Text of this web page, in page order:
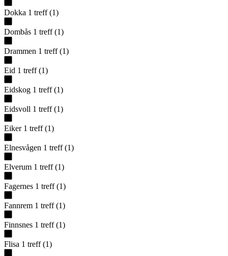
Dokka 1 treff (1)
Dombås 1 treff (1)
Drammen 1 treff (1)
Eid 1 treff (1)
Eidskog 1 treff (1)
Eidsvoll 1 treff (1)
Eiker 1 treff (1)
Elnesvågen 1 treff (1)
Elverum 1 treff (1)
Fagernes 1 treff (1)
Fannrem 1 treff (1)
Finnsnes 1 treff (1)
Flisa 1 treff (1)